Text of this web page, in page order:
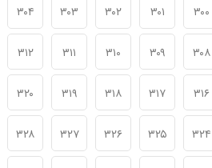
۳۰۰ ۳۰۱ ۳۰۲ ۳۰۳ ۳۰۴
۳۰۸ ۳۰۹ ۳۱۰ ۳۱۱ ۳۱۲
۳۱۶ ۳۱۷ ۳۱۸ ۳۱۹ ۳۲۰
۳۲۴ ۳۲۵ ۳۲۶ ۳۲۷ ۳۲۸